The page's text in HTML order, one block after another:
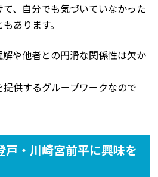
、自分でも気づいていなかった
あります。
や他者との円滑な関係性は欠か
供するグループワークなので
戸・川崎宮前平に興味を